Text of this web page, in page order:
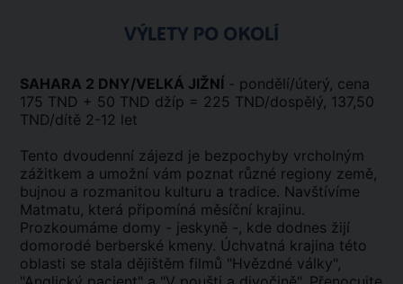
VÝLETY PO OKOLÍ
SAHARA 2 DNY/VELKÁ JIŽNÍ - pondělí/úterý, cena
175 TND + 50 TND džíp = 225 TND/dospělý, 137,50
TND/dítě 2-12 let
Tento dvoudenní zájezd je bezpochyby vrcholným
zážitkem a umožní vám poznat různé regiony země,
bujnou a rozmanitou kulturu a tradice. Navštívíme
Matmatu, která připomíná měsíční krajinu.
Prozkoumáme domy - jeskyně -, kde dodnes žijí
domorodé berberské kmeny. Úchvatná krajina této
oblasti se stala dějištěm filmů "Hvězdné války",